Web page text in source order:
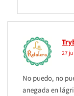
27
No puedo, no
anegada en